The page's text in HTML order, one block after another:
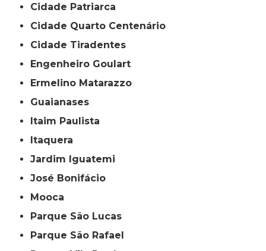
Cidade Patriarca
Cidade Quarto Centenário
Cidade Tiradentes
Engenheiro Goulart
Ermelino Matarazzo
Guaianases
Itaim Paulista
Itaquera
Jardim Iguatemi
José Bonifácio
Mooca
Parque São Lucas
Parque São Rafael